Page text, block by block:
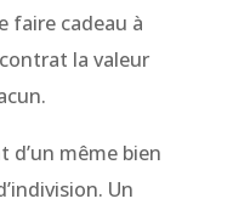
faire cadeau à
la valeur
d’un même bien
Un